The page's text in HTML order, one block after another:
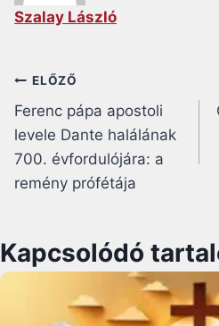
Szalay László
Bejegyzés
navigáció
ELŐZŐ
Ferenc pápa apostoli
levele Dante halálának
700. évfordulójára: a
remény prófétája
Kapcsolódó